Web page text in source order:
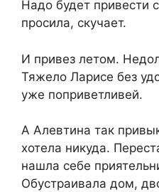
Надо будет привести
просила, скучает.
И привез летом.
Тяжело Ларисе без
уже поприветливей.
А Алевтина так
хотела никуда.
нашла себе
Обустраивала дом,